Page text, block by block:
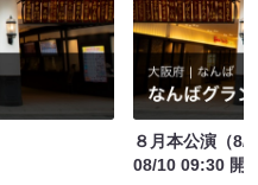
８月本公演（8/
08/10 09:30 開